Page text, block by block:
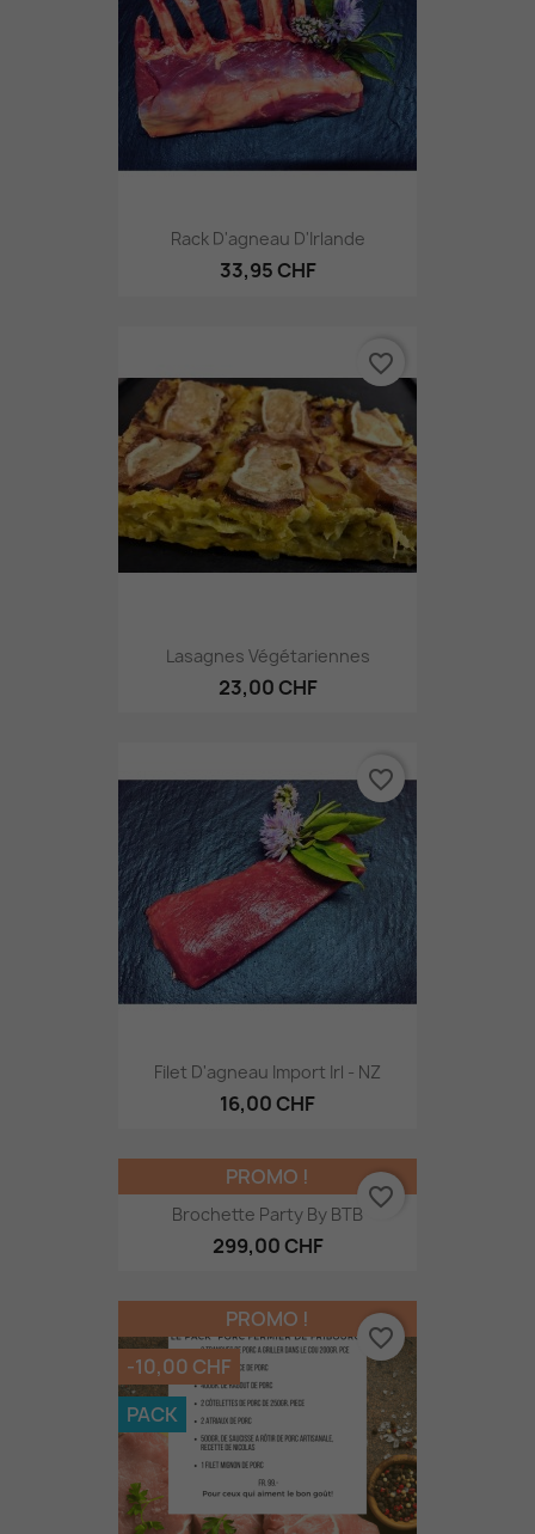
Rack D'agneau D'Irlande
33,95 CHF
Lasagnes Végétariennes
23,00 CHF
favorite_border
Filet D'agneau Import Irl - NZ
16,00 CHF
favorite_border
Brochette Party By BTB
299,00 CHF
PROMO !
favorite_border
PROMO !
-10,00 CHF
PACK
favorite_border